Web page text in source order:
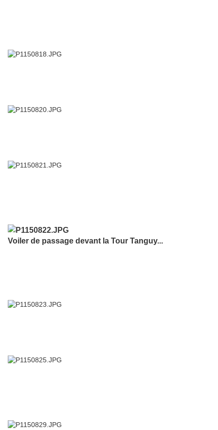
Voiler de passage devant la Tour Tanguy...